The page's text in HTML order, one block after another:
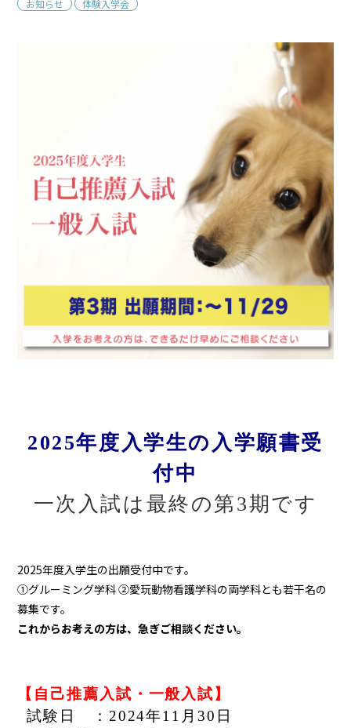
お知らせ 体験入学会
2025年度入学生の入学願書受
付中
一次入試は最終の第3期です
2025年度入学生の出願受付中です。
①グルーミング学科 ②愛玩動物看護学科の両学科とも若干名の
募集です。
これからお考えの方は、急ぎご相談ください。
【自己推薦入試・一般入試】
_試験日 ：2024年11月30日